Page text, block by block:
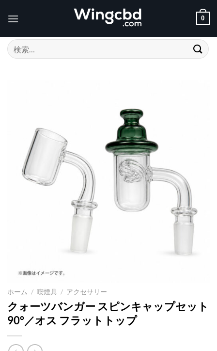
0
検
索
ホーム / 喫煙具 / アクセサリー
クォーツバンガー スピンキャップセット
90°／オス フラットトップ